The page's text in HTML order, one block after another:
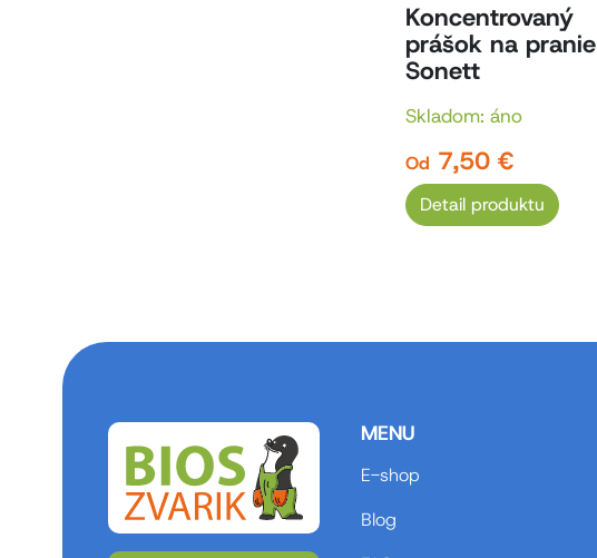
Koncentrovaný
prášok na pranie
Sonett
Skladom: áno
Od 7,50 €
Detail produktu
MENU
E-shop
Blog